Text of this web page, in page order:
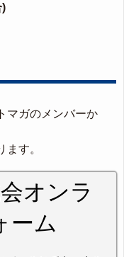
)
マガのメンバーか
す。